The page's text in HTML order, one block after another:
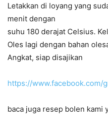
Letakkan di loyang yang
menit dengan
suhu 180 derajat Celsius.
Oles lagi dengan bahan
Angkat, siap disajikan
https://
baca juga resep bolen kami